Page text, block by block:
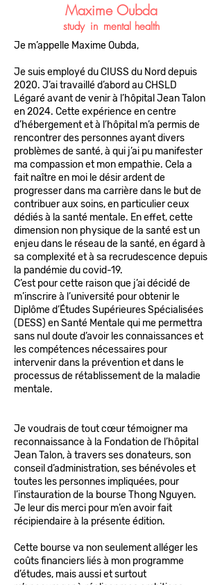
Maxime Oubda
study in mental health
Je m’appelle Maxime Oubda,
Je suis employé du CIUSS du Nord depuis
2020. J’ai travaillé d’abord au CHSLD
Légaré avant de venir à l’hôpital Jean Talon
en 2024. Cette expérience en centre
d’hébergement et à l’hôpital m’a permis de
rencontrer des personnes ayant divers
problèmes de santé, à qui j’ai pu manifester
ma compassion et mon empathie. Cela a
fait naître en moi le désir ardent de
progresser dans ma carrière dans le but de
contribuer aux soins, en particulier ceux
dédiés à la santé mentale. En effet, cette
dimension non physique de la santé est un
enjeu dans le réseau de la santé, en égard à
sa complexité et à sa recrudescence depuis
la pandémie du covid-19.
C’est pour cette raison que j’ai décidé de
m’inscrire à l’université pour obtenir le
Diplôme d’Études Supérieures Spécialisées
(DESS) en Santé Mentale qui me permettra
sans nul doute d’avoir les connaissances et
les compétences nécessaires pour
intervenir dans la prévention et dans le
processus de rétablissement de la maladie
mentale.
Je voudrais de tout cœur témoigner ma
reconnaissance à la Fondation de l’hôpital
Jean Talon, à travers ses donateurs, son
conseil d’administration, ses bénévoles et
toutes les personnes impliquées, pour
l’instauration de la bourse Thong Nguyen.
Je leur dis merci pour m’en avoir fait
récipiendaire à la présente édition.
Cette bourse va non seulement alléger les
coûts financiers liés à mon programme
d’études, mais aussi et surtout